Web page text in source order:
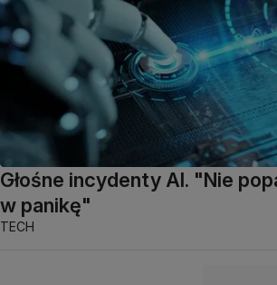
Głośne incydenty AI. "Nie
w panikę"
TECH